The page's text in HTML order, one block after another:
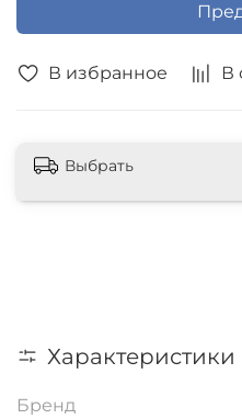
В избранное В
Выбрать
Характеристики
Бренд